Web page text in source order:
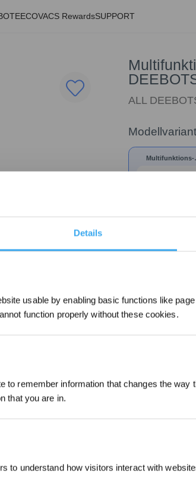
Details
usable by enabling basic functions like
function properly without these cookies.
to remember information that changes the way
that you are in.
to understand how visitors interact with
ECOVACS RewardsSUPPORT
ALL
Multifunktions-